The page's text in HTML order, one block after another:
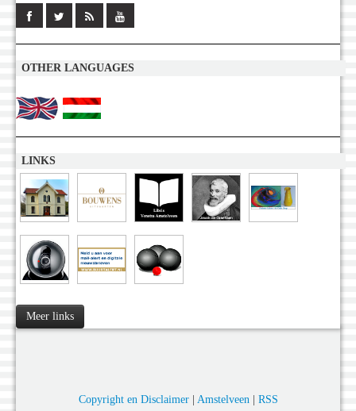
OTHER LANGUAGES
LINKS
Meer links
Copyright en Disclaimer| Amstelveen| RSS